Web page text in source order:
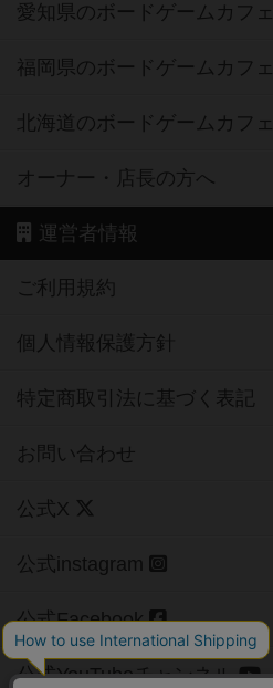
愛知県のボードゲームカフェ
福岡県のボードゲームカフェ
北海道のボードゲームカフェ
オーナー・店長の方へ
運営者情報
ご利用規約
個人情報保護方針
特定商取引法に基づく表記
お問い合わせ
公式X
公式instagram
公式Facebook
公式YouTubeチャンネル